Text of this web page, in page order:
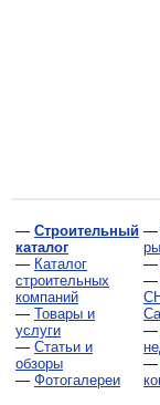
— Строительный
каталог
— Каталог
строительных
компаний
— Товары и
услуги
— Статьи и
обзоры
— Фотогалереи
—
—
—
—
—